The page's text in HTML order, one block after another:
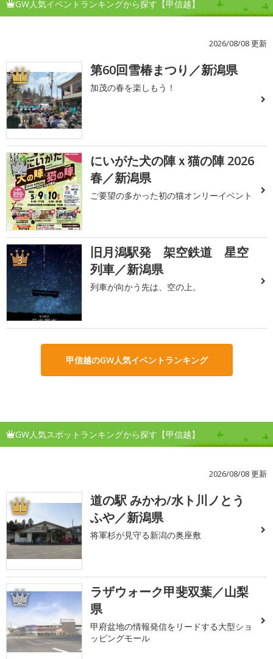
GW人気イベントランキングから探す【甲信越】
2026/08/08 更新
1 第60回雪椿まつり／新潟県
加茂の春を楽しもう！
2
にいがた犬の陣ｘ猫の陣 2026
春／新潟県
ご要望の多かった初の猫オンリーイベント
3
旧月潟駅発 架空鉄道 星空
列車／新潟県
列車が向かう先は、空の上。
甲信越のGW人気イベントランキング
GW人気スポットランキングから探す【甲信越】
2026/08/08 更新
1
道の駅 みかわ/水ト川ノとう
ふや／新潟県
将軍杉が見守る新潟の奥座敷
2
ラザウォーク甲斐双葉／山梨
県
甲府盆地の情報発信をリードする大型ショ
ッピングモール